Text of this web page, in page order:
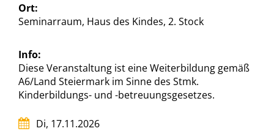
Ort:
Seminarraum, Haus des Kindes, 2. Stock
Info:
Diese Veranstaltung ist eine Weiterbildung gemäß
A6/Land Steiermark im Sinne des Stmk.
Kinderbildungs- und -betreuungsgesetzes.
Di, 17.11.2026